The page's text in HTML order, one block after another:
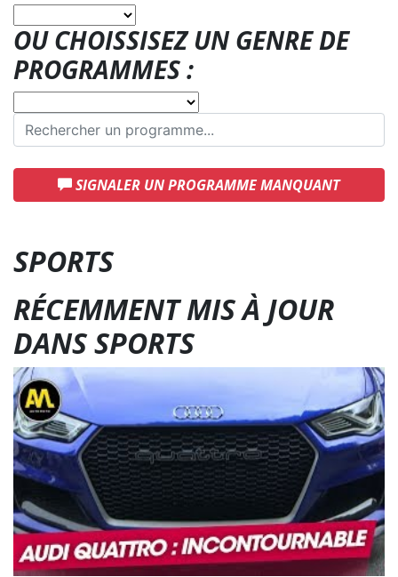
OU CHOISSISEZ UN GENRE DE
PROGRAMMES :
SIGNALER UN PROGRAMME MANQUANT
SPORTS
RÉCEMMENT MIS À JOUR
DANS SPORTS